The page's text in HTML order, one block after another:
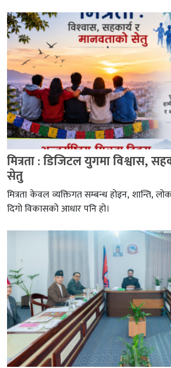
मित्रता : डिजिटल युगमा विश्वास,
सेतु
मित्रता केवल व्यक्तिगत सम्बन्ध होइन, शान्ति,
दिगो विकासको आधार पनि हो।